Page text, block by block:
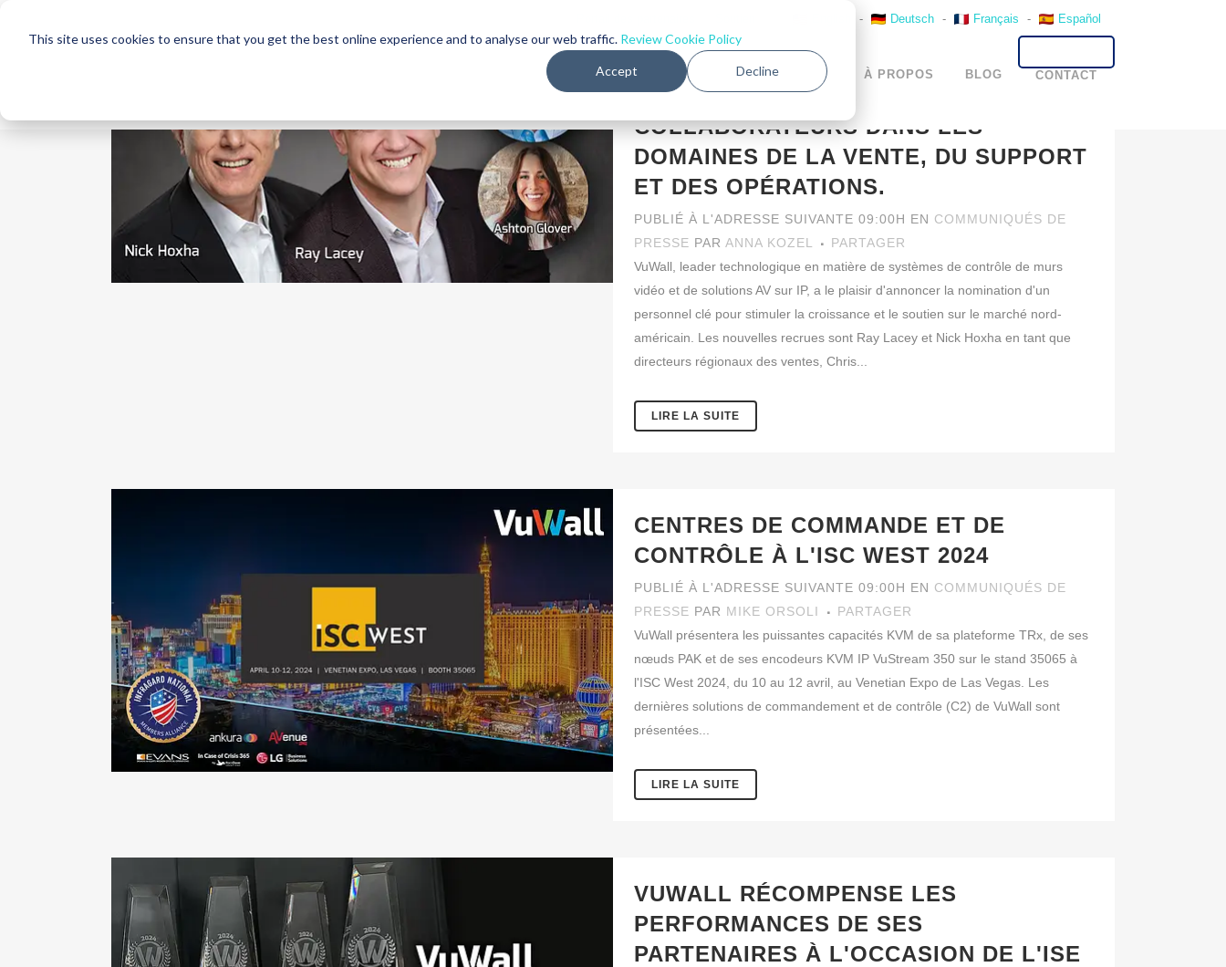
This site uses cookies to ensure that you get the best online experience and to analyse our web traffic. Review Cookie Policy
Accept Decline
- Deutsch - Français - Español
PRODUITS MARCHÉS CLIENTS À PROPOS BLOG CONTACT
VUWALL CONTINUE D'INVESTIR SUR LE
MARCHÉ NORD-AMÉRICAIN EN
RECRUTANT DE NOUVEAUX
COLLABORATEURS DANS LES
DOMAINES DE LA VENTE, DU SUPPORT
ET DES OPÉRATIONS.
PUBLIÉ À L'ADRESSE SUIVANTE 09:00H EN COMMUNIQUÉS DE
PRESSE PAR ANNA KOZEL
PARTAGER
VuWall, leader technologique en matière de systèmes de contrôle de murs
vidéo et de solutions AV sur IP, a le plaisir d'annoncer la nomination d'un
personnel clé pour stimuler la croissance et le soutien sur le marché nord-
américain. Les nouvelles recrues sont Ray Lacey et Nick Hoxha en tant que
directeurs régionaux des ventes, Chris...
LIRE LA SUITE
CENTRES DE COMMANDE ET DE
CONTRÔLE À L'ISC WEST 2024
PUBLIÉ À L'ADRESSE SUIVANTE 09:00H EN COMMUNIQUÉS DE
PRESSE PAR MIKE ORSOLI
PARTAGER
VuWall présentera les puissantes capacités KVM de sa plateforme TRx, de ses
nœuds PAK et de ses encodeurs KVM IP VuStream 350 sur le stand 35065 à
l'ISC West 2024, du 10 au 12 avril, au Venetian Expo de Las Vegas. Les
dernières solutions de commandement et de contrôle (C2) de VuWall sont
présentées...
LIRE LA SUITE
VUWALL RÉCOMPENSE LES
PERFORMANCES DE SES
PARTENAIRES À L'OCCASION DE L'ISE